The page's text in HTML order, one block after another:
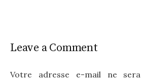
Leave a Comment
Votre adresse e-mail ne sera